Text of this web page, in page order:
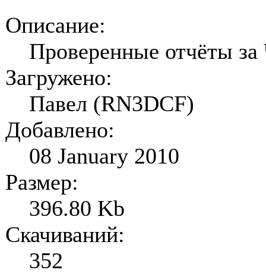
Описание:
Проверенные отчёты
Загружено:
Павел (RN3DCF)
Добавлено:
08 January 2010
Размер:
396.80 Kb
Скачиваний:
352